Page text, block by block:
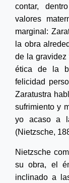
contar,
valores
marginal:
la obra
de la gravidez
ética de la
felicidad
Zaratustra
sufrimiento y
yo acaso a
(Nietzsche,
Nietzsche
su obra, el
inclinado a